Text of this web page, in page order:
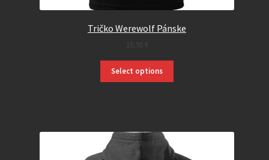
Tričko Werewolf Pánske
19,90 €
Select options